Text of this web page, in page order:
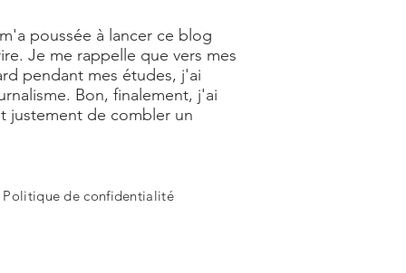
poussée à lancer ce blog
Je me rappelle que vers mes
pendant mes études, j'ai
Bon, finalement, j'ai
justement de combler un
Politique de confidentialité